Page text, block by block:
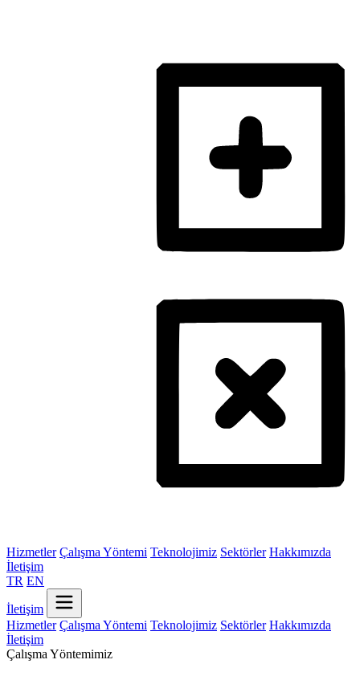
Hizmetler Çalışma Yöntemi Teknolojimiz Sektörler Hakkımızda
İletişim
TR EN
İletişim
Hizmetler Çalışma Yöntemi Teknolojimiz Sektörler Hakkımızda
İletişim
Çalışma Yöntemimiz